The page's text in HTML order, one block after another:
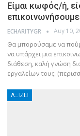
Είμαι κωφός/ή,
ECHARITYGR Αυγ 10,
Θα μπορούσαμε να
να υπάρχει μια
διάθεση, καλή γνώση
εργαλείων τους.
ΑΞΊΖΕΙ